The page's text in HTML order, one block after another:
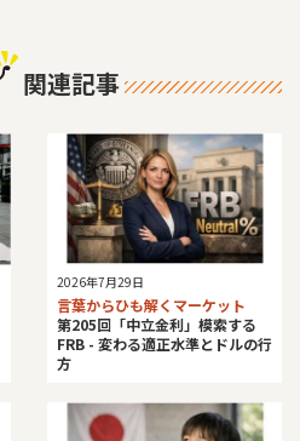
関連記事
2026年7月29日
言葉からひも解くマーケット
第205回「中立金利」模索する
FRB - 変わる適正水準とドルの行
方